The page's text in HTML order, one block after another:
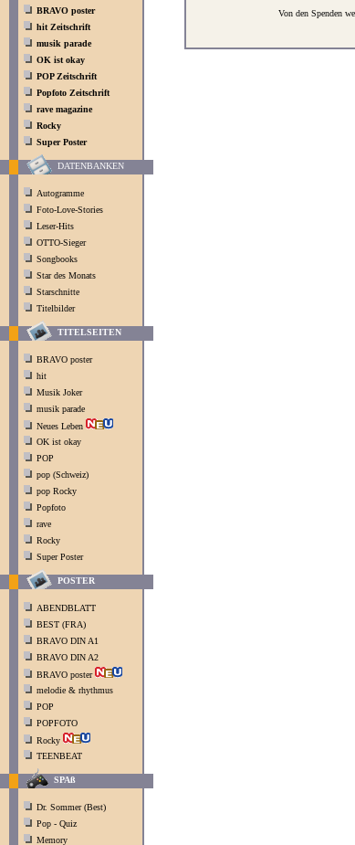
BRAVO poster
hit Zeitschrift
musik parade
OK ist okay
POP Zeitschrift
Popfoto Zeitschrift
rave magazine
Rocky
Super Poster
DATENBANKEN
Autogramme
Foto-Love-Stories
Leser-Hits
OTTO-Sieger
Songbooks
Star des Monats
Starschnitte
Titelbilder
TITELSEITEN
BRAVO poster
hit
Musik Joker
musik parade
Neues Leben
OK ist okay
POP
pop (Schweiz)
pop Rocky
Popfoto
rave
Rocky
Super Poster
POSTER
ABENDBLATT
BEST (FRA)
BRAVO DIN A1
BRAVO DIN A2
BRAVO poster
melodie & rhythmus
POP
POPFOTO
Rocky
TEENBEAT
SPAß
Dr. Sommer (Best)
Pop - Quiz
Memory
Von den Spenden